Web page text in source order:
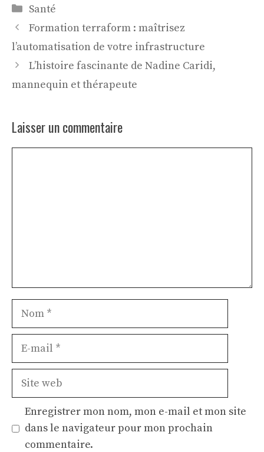
Catégories
Santé
Formation terraform : maîtrisez
l’automatisation de votre infrastructure
L’histoire fascinante de Nadine Caridi,
mannequin et thérapeute
Laisser un commentaire
Nom
Site
Enregistrer mon nom, mon e-mail et mon site
dans le navigateur pour mon prochain
commentaire.